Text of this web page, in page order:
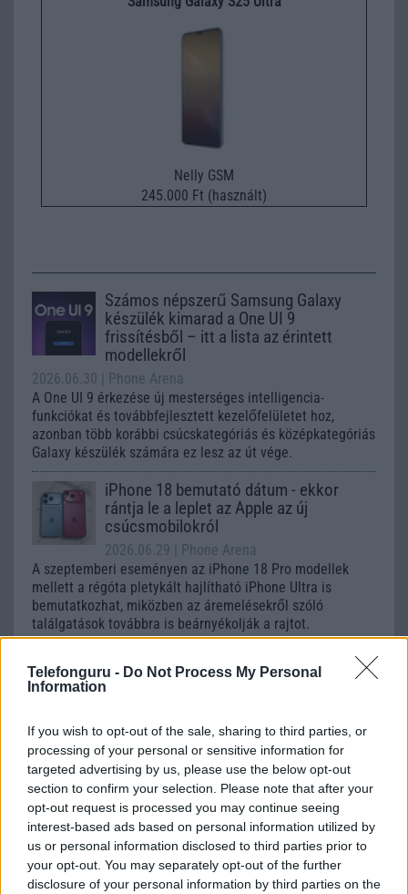
Telefonguru - Do Not Process My Personal
Information
If you wish to opt-out of the sale, sharing to third parties, or
processing of your personal or sensitive information for
targeted advertising by us, please use the below opt-out
section to confirm your selection. Please note that after your
opt-out request is processed you may continue seeing
interest-based ads based on personal information utilized by
us or personal information disclosed to third parties prior to
your opt-out. You may separately opt-out of the further
disclosure of your personal information by third parties on the
Nelly GSM
245.000 Ft (használt)
Számos népszerű Samsung Galaxy
készülék kimarad a One UI 9
frissítésből – itt a lista az érintett
modellekről
2026.06.30
| Phone Arena
A One UI 9 érkezése új mesterséges intelligencia-
funkciókat és továbbfejlesztett kezelőfelületet hoz,
azonban több korábbi csúcskategóriás és középkategóriás
Galaxy készülék számára ez lesz az út vége.
iPhone 18 bemutató dátum - ekkor
rántja le a leplet az Apple az új
csúcsmobilokról
2026.06.29
| Phone Arena
A szeptemberi eseményen az iPhone 18 Pro modellek
mellett a régóta pletykált hajlítható iPhone Ultra is
bemutatkozhat, miközben az áremelésekről szóló
találgatások továbbra is beárnyékolják a rajtot.
Az Android rejtett automatizmusai: hat
funkció, amely észrevétlenül könnyíti
meg a mindennapokat
Sok felhasználó külön alkalmazásokra esküszik, pedig az
Android már évek óta olyan intelligens funkciókat kínál,
amelyek maguktól dolgoznak a háttérben.
Ez a rejtett Samsung funkció teljesen
megváltoztatja a mobilhasználatot –
sokan mégsem tudnak róla
2026.07.12| Android Central